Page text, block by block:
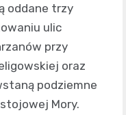
oddane trzy
ulic
przy
oraz
podziemne
Mory.